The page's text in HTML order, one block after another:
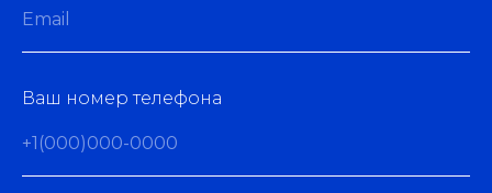
Email
Ваш номер телефона
+1(000)000-0000